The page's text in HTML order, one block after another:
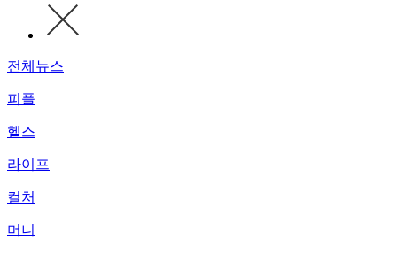
전체뉴스
피플
헬스
라이프
컬처
머니